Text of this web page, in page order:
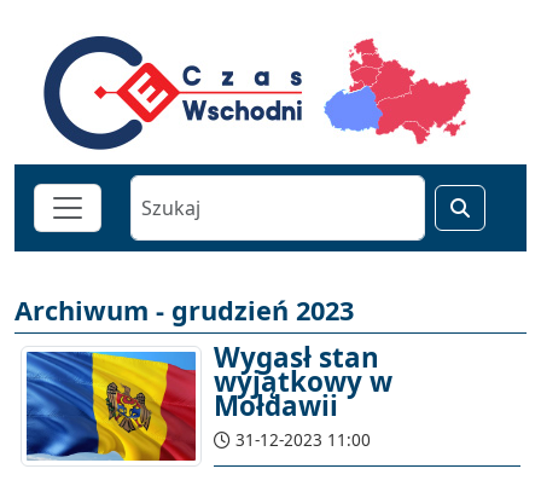
Archiwum - grudzień 2023
Wygasł stan
wyjątkowy w
Mołdawii
31-12-2023 11:00